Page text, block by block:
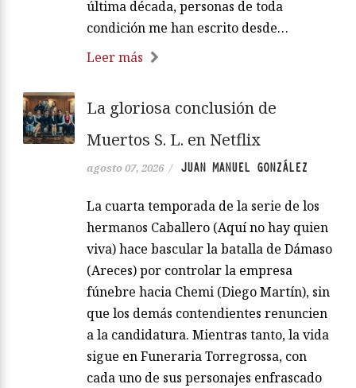
última década, personas de toda
condición me han escrito desde…
Leer más
La gloriosa conclusión de
Muertos S. L. en Netflix
agosto 07, 2026 / JUAN MANUEL GONZÁLEZ
La cuarta temporada de la serie de los
hermanos Caballero (Aquí no hay quien
viva) hace bascular la batalla de Dámaso
(Areces) por controlar la empresa
fúnebre hacia Chemi (Diego Martín), sin
que los demás contendientes renuncien
a la candidatura. Mientras tanto, la vida
sigue en Funeraria Torregrossa, con
cada uno de sus personajes enfrascado